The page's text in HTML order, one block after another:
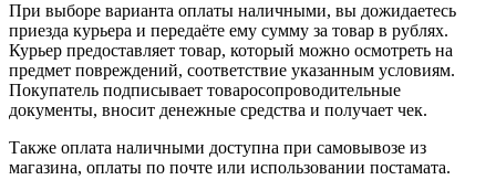
При выборе варианта оплаты наличными, вы дожидаетесь
приезда курьера и передаёте ему сумму за товар в рублях.
Курьер предоставляет товар, который можно осмотреть на
предмет повреждений, соответствие указанным условиям.
Покупатель подписывает товаросопроводительные
документы, вносит денежные средства и получает чек.
Также оплата наличными доступна при самовывозе из
магазина, оплаты по почте или использовании постамата.